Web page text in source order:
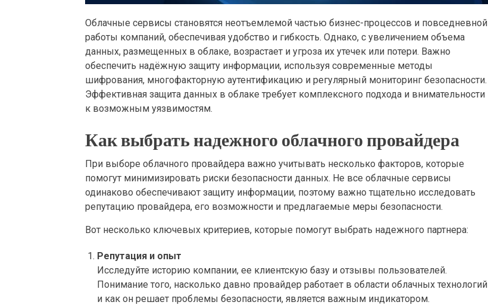
Облачные сервисы становятся неотъемлемой частью бизнес-процессов и повседневной
работы компаний, обеспечивая удобство и гибкость. Однако, с увеличением объема
данных, размещенных в облаке, возрастает и угроза их утечек или потери. Важно
обеспечить надёжную защиту информации, используя современные методы
шифрования, многофакторную аутентификацию и регулярный мониторинг безопасности.
Эффективная защита данных в облаке требует комплексного подхода и внимательности
к возможным уязвимостям.
Как выбрать надежного облачного провайдера
При выборе облачного провайдера важно учитывать несколько факторов, которые
помогут минимизировать риски безопасности данных. Не все облачные сервисы
одинаково обеспечивают защиту информации, поэтому важно тщательно исследовать
репутацию провайдера, его возможности и предлагаемые меры безопасности.
Вот несколько ключевых критериев, которые помогут выбрать надежного партнера:
Репутация и опыт
Исследуйте историю компании, ее клиентскую базу и отзывы пользователей.
Понимание того, насколько давно провайдер работает в области облачных технологий
и как он решает проблемы безопасности, является важным индикатором.